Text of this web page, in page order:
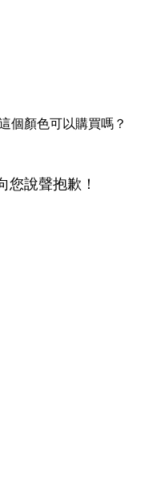
個顏色可以購買嗎？
您說聲抱歉！